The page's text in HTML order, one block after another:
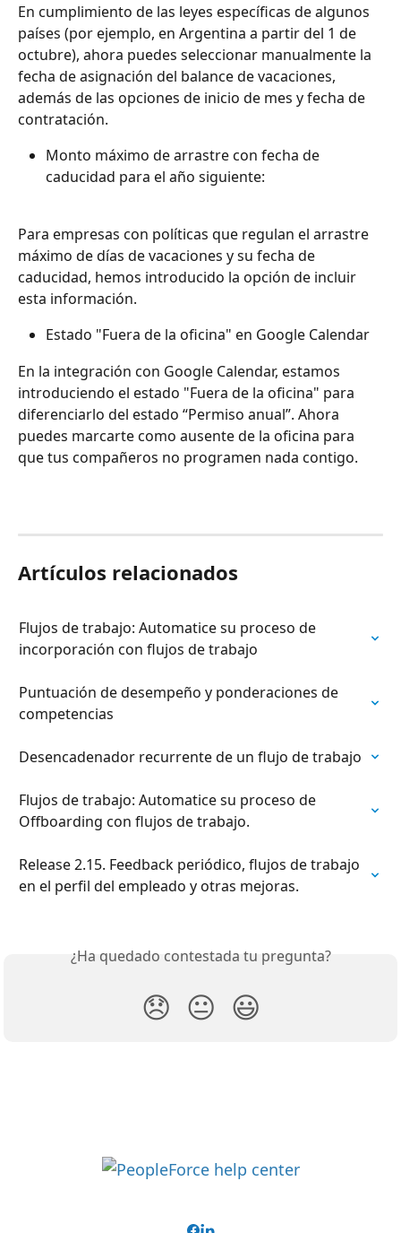
En cumplimiento de las leyes específicas de algunos
países (por ejemplo, en Argentina a partir del 1 de
octubre), ahora puedes seleccionar manualmente la
fecha de asignación del balance de vacaciones,
además de las opciones de inicio de mes y fecha de
contratación.
Monto máximo de arrastre con fecha de
caducidad para el año siguiente:
Para empresas con políticas que regulan el arrastre
máximo de días de vacaciones y su fecha de
caducidad, hemos introducido la opción de incluir
esta información.
Estado "Fuera de la oficina" en Google Calendar
En la integración con Google Calendar, estamos
introduciendo el estado "Fuera de la oficina" para
diferenciarlo del estado “Permiso anual”. Ahora
puedes marcarte como ausente de la oficina para
que tus compañeros no programen nada contigo.
Artículos relacionados
Flujos de trabajo: Automatice su proceso de
incorporación con flujos de trabajo
Puntuación de desempeño y ponderaciones de
competencias
Desencadenador recurrente de un flujo de trabajo
Flujos de trabajo: Automatice su proceso de
Offboarding con flujos de trabajo.
Release 2.15. Feedback periódico, flujos de trabajo
en el perfil del empleado y otras mejoras.
¿Ha quedado contestada tu pregunta?
😞 😐 😃